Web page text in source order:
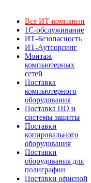
Все ИТ-компании
1С-обслуживание
ИТ-Безопасность
ИТ-Аутсорсинг
Монтаж
компьютерных
сетей
Поставка
компьютерного
оборудования
Поставка ПО и
системы защиты
Поставки
копировального
оборудования
Поставки
оборудования для
полиграфии
Поставки офисной